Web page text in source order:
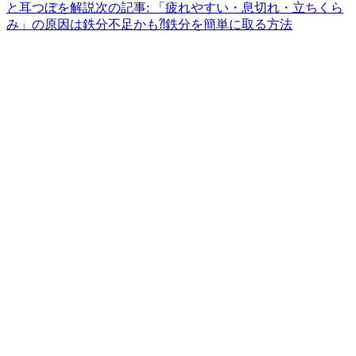
と耳つぼを解説次の記事: 「疲れやすい・息切れ・立ちくら
み」の原因は鉄分不足かも⁈鉄分を簡単に取る方法